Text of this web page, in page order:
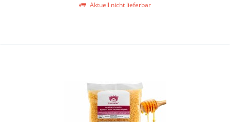
Aktuell nicht lieferbar